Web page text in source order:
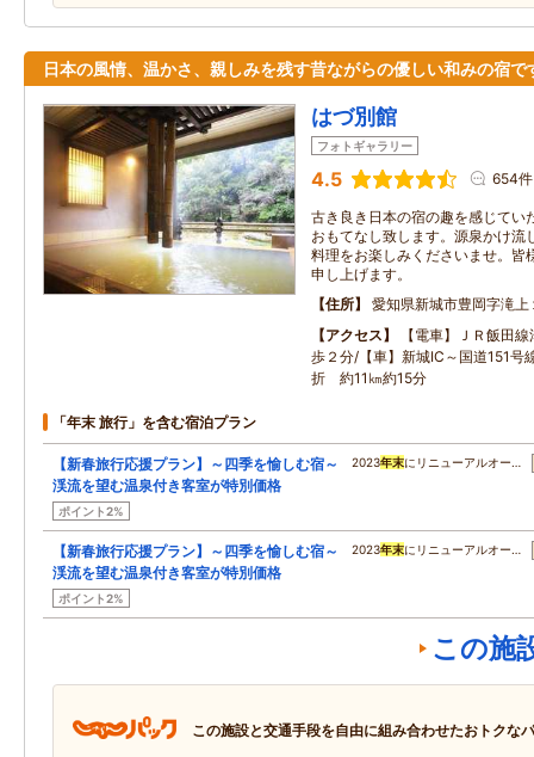
日本の風情、温かさ、親しみを残す昔ながらの優しい和みの宿で
はづ別館
フォトギャラリー
4.5 654件
古き良き日本の宿の趣を感じてい
おもてなし致します。源泉かけ流
料理をお楽しみくださいませ。皆
申し上げます。
住所
愛知県新城市豊岡字滝
アクセス
【電車】ＪＲ飯田
歩２分/【車】新城IC～国道151号
折 約11㎞約15分
「年末 旅行」を含む宿泊プラン
【新春旅行応援プラン】～四季を愉しむ宿～
渓流を望む温泉付き客室が特別価格
ポイント2%
2023年末にリニューアルオー…
【新春旅行応援プラン】～四季を愉しむ宿～
渓流を望む温泉付き客室が特別価格
ポイント2%
2023年末にリニューアルオー…
この施
この施設と交通手段を自由に組み合わせたおトクな